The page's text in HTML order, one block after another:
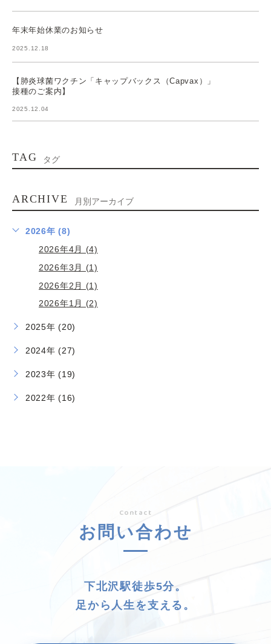
年末年始休業のお知らせ
2025.12.18
【肺炎球菌ワクチン「キャップバックス（Capvax）」
接種のご案内】
2025.12.04
TAG タグ
ARCHIVE 月別アーカイブ
2026年 (8)
2026年4月 (4)
2026年3月 (1)
2026年2月 (1)
2026年1月 (2)
2025年 (20)
2024年 (27)
2023年 (19)
2022年 (16)
Contact
お問い合わせ
下北沢駅徒歩5分。
足から人生を支える。